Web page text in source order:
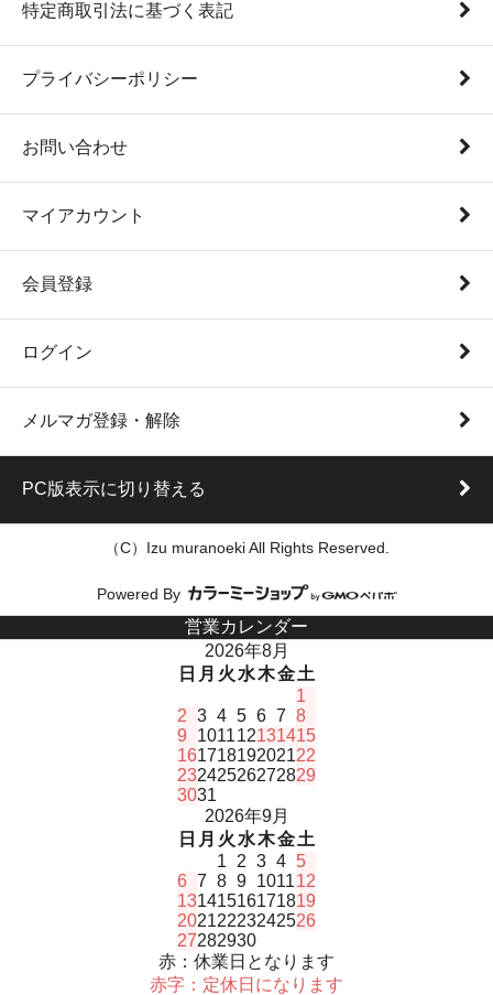
特定商取引法に基づく表記
プライバシーポリシー
お問い合わせ
マイアカウント
会員登録
ログイン
メルマガ登録・解除
PC版表示に切り替える
（C）Izu muranoeki All Rights Reserved.
Powered By
営業カレンダー
2026年8月
日 月 火水木金土
1
2 3 4 5 6 7 8
9
101112131415
16171819202122
23242526272829
3031
2026年9月
日 月 火水木金土
1 2 3 4 5
6
7 8 9 101112
13141516171819
20212223242526
27282930
赤：休業日となります
赤字：定休日になります